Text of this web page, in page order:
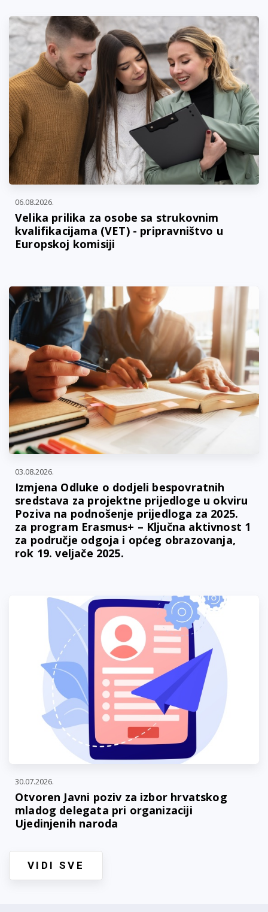
06.08.2026.
Velika prilika za osobe sa strukovnim
kvalifikacijama (VET) - pripravništvo u
Europskoj komisiji
03.08.2026.
Izmjena Odluke o dodjeli bespovratnih
sredstava za projektne prijedloge u okviru
Poziva na podnošenje prijedloga za 2025.
za program Erasmus+ – Ključna aktivnost 1
za područje odgoja i općeg obrazovanja,
rok 19. veljače 2025.
30.07.2026.
Otvoren Javni poziv za izbor hrvatskog
mladog delegata pri organizaciji
Ujedinjenih naroda
VIDI SVE